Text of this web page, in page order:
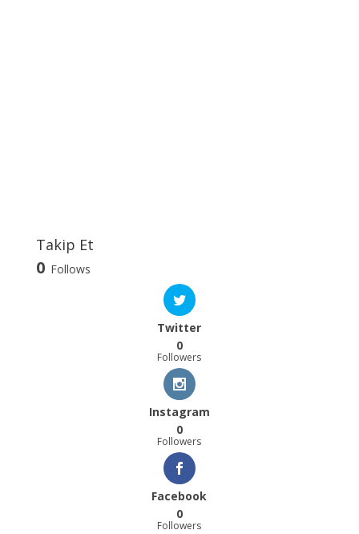
Takip Et
0 Follows
Twitter
0
Followers
Instagram
0
Followers
Facebook
0
Followers